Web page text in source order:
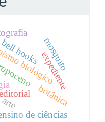
biológico
expediente
de ciências
bell hooksmosquito
botânica
arte